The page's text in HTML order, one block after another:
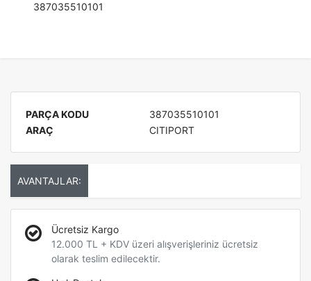
387035510101
PARÇA KODU
387035510101
ARAÇ
CITIPORT
AVANTAJLAR:
Ücretsiz Kargo
12.000 TL + KDV üzeri alışverişleriniz ücretsiz
olarak teslim edilecektir.